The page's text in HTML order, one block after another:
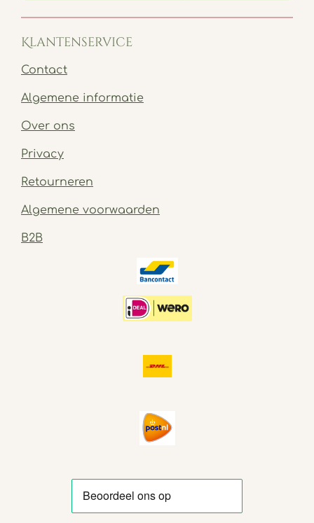
Klantenservice
Contact
Algemene informatie
Over ons
Privacy
Retourneren
Algemene voorwaarden
B2B